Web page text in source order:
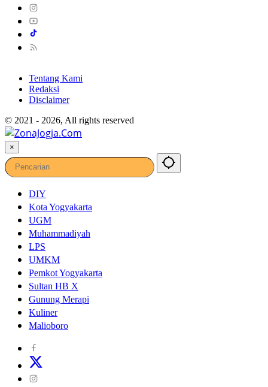
Tentang Kami
Redaksi
Disclaimer
© 2021 - 2026, All rights reserved
×
DIY
Kota Yogyakarta
UGM
Muhammadiyah
LPS
UMKM
Pemkot Yogyakarta
Sultan HB X
Gunung Merapi
Kuliner
Malioboro